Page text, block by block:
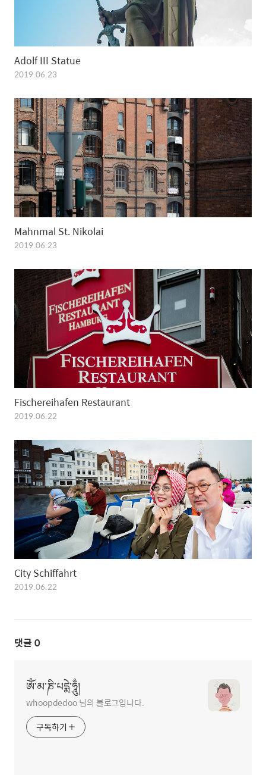
Adolf III Statue
2019.06.23
Mahnmal St. Nikolai
2019.06.23
Fischereihafen Restaurant
2019.06.22
City Schiffahrt
2019.06.22
댓글 0
ཨོཾ་མ་ཎི་པདྨེ་ཧཱུྃ།
whoopdedoo 님의 블로그입니다.
구독하기